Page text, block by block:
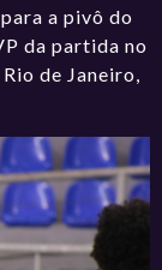
a pivô do
da partida no
de Janeiro,